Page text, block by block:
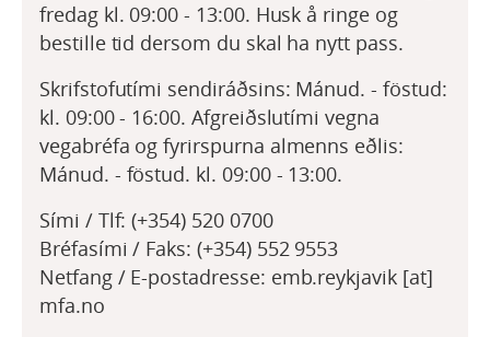
fredag kl. 09:00 - 13:00. Husk å ringe og
bestille tid dersom du skal ha nytt pass.
Skrifstofutími sendiráðsins: Mánud. - föstud:
kl. 09:00 - 16:00. Afgreiðslutími vegna
vegabréfa og fyrirspurna almenns eðlis:
Mánud. - föstud. kl. 09:00 - 13:00.
Sími / Tlf: (+354) 520 0700
Bréfasími / Faks: (+354) 552 9553
Netfang / E-postadresse: emb.reykjavik [at]
mfa.no